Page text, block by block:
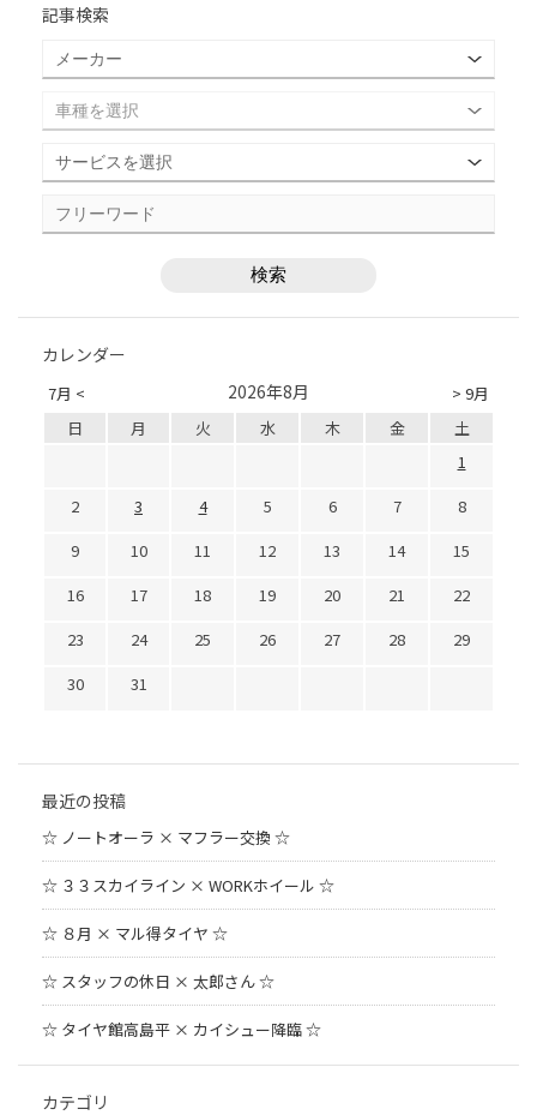
記事検索
カレンダー
7月 < > 9月
2026年8月
日 月 火 水 木 金
土
1
2
3 4 5 6 7
8
9
10 11 12 13 14
15
16
17 18 19 20 21
22
23
24 25 26 27 28
29
30
31
最近の投稿
☆ ノートオーラ × マフラー交換 ☆
☆ ３３スカイライン × WORKホイール ☆
☆ ８月 × マル得タイヤ ☆
☆ スタッフの休日 × 太郎さん ☆
☆ タイヤ館高島平 × カイシュー降臨 ☆
カテゴリ